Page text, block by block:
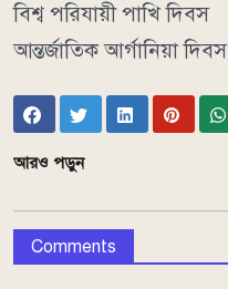
বিশ্ব পরিযায়ী পাখি দিবস
আন্তর্জাতিক আর্গানিয়া দিবস
আরও পড়ুন
Comments